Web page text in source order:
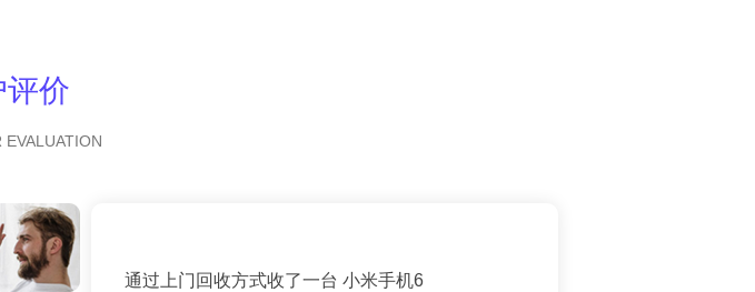
评价
通过上门回收方式收了一台 小米手机6